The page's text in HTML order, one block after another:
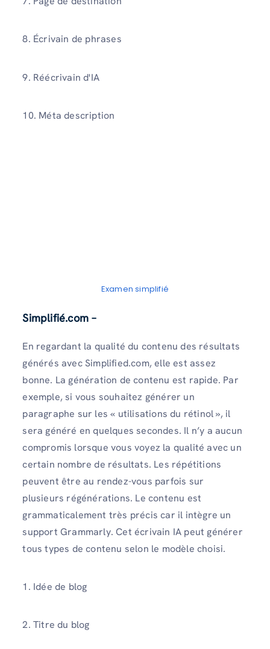
8. Écrivain de phrases
9. Réécrivain d'IA
10. Méta description
Examen simplifié
Simplifié.com –
En regardant la qualité du contenu des résultats
générés avec Simplified.com, elle est assez
bonne. La génération de contenu est rapide. Par
exemple, si vous souhaitez générer un
paragraphe sur les « utilisations du rétinol », il
sera généré en quelques secondes. Il n’y a aucun
compromis lorsque vous voyez la qualité avec un
certain nombre de résultats. Les répétitions
peuvent être au rendez-vous parfois sur
plusieurs régénérations. Le contenu est
grammaticalement très précis car il intègre un
support Grammarly. Cet écrivain IA peut générer
tous types de contenu selon le modèle choisi.
1. Idée de blog
2. Titre du blog